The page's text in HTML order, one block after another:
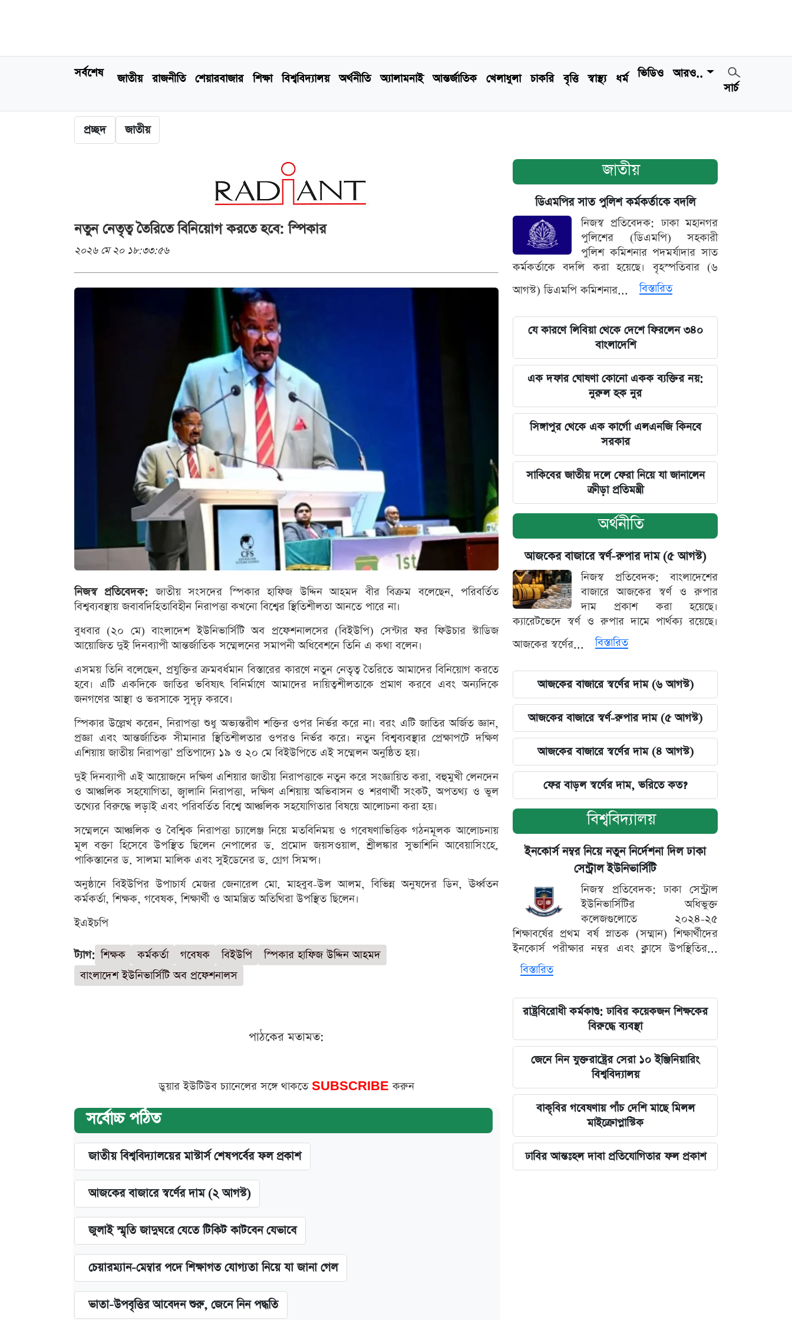
সর্বশেষ জাতীয় রাজনীতি শেয়ারবাজার শিক্ষা বিশ্ববিদ্যালয় অর্থনীতি অ্যালামনাই আন্তর্জাতিক খেলাধুলা চাকরি বৃত্তি স্বাস্থ্য ধর্ম ভিডিও
আরও..
সার্চ
প্রচ্ছদ জাতীয়
নতুন নেতৃত্ব তৈরিতে বিনিয়োগ করতে হবে: স্পিকার
২০২৬ মে ২০ ১৮:৩৩:৫৬
নিজস্ব প্রতিবেদক: জাতীয় সংসদের স্পিকার হাফিজ উদ্দিন আহমদ বীর বিক্রম বলেছেন, পরিবর্তিত
বিশ্বব্যবস্থায় জবাবদিহিতাবিহীন নিরাপত্তা কখনো বিশ্বের স্থিতিশীলতা আনতে পারে না।
বুধবার (২০ মে) বাংলাদেশ ইউনিভার্সিটি অব প্রফেশনালসের (বিইউপি) সেন্টার ফর ফিউচার স্টাডিজ
আয়োজিত দুই দিনব্যাপী আন্তর্জাতিক সম্মেলনের সমাপনী অধিবেশনে তিনি এ কথা বলেন।
এসময় তিনি বলেছেন, প্রযুক্তির ক্রমবর্ধমান বিস্তারের কারণে নতুন নেতৃত্ব তৈরিতে আমাদের বিনিয়োগ করতে
হবে। এটি একদিকে জাতির ভবিষ্যৎ বিনির্মাণে আমাদের দায়িত্বশীলতাকে প্রমাণ করবে এবং অন্যদিকে
জনগণের আস্থা ও ভরসাকে সুদৃঢ় করবে।
স্পিকার উল্লেখ করেন, নিরাপত্তা শুধু অভ্যন্তরীণ শক্তির ওপর নির্ভর করে না। বরং এটি জাতির অর্জিত জ্ঞান,
প্রজ্ঞা এবং আন্তর্জাতিক সীমানার স্থিতিশীলতার ওপরও নির্ভর করে। নতুন বিশ্বব্যবস্থার প্রেক্ষাপটে দক্ষিণ
এশিয়ায় জাতীয় নিরাপত্তা’ প্রতিপাদ্যে ১৯ ও ২০ মে বিইউপিতে এই সম্মেলন অনুষ্ঠিত হয়।
দুই দিনব্যাপী এই আয়োজনে দক্ষিণ এশিয়ার জাতীয় নিরাপত্তাকে নতুন করে সংজ্ঞায়িত করা, বহুমুখী লেনদেন
ও আঞ্চলিক সহযোগিতা, জ্বালানি নিরাপত্তা, দক্ষিণ এশিয়ায় অভিবাসন ও শরণার্থী সংকট, অপতথ্য ও ভুল
তথ্যের বিরুদ্ধে লড়াই এবং পরিবর্তিত বিশ্বে আঞ্চলিক সহযোগিতার বিষয়ে আলোচনা করা হয়।
সম্মেলনে আঞ্চলিক ও বৈশ্বিক নিরাপত্তা চ্যালেঞ্জ নিয়ে মতবিনিময় ও গবেষণাভিত্তিক গঠনমূলক আলোচনায়
মূল বক্তা হিসেবে উপস্থিত ছিলেন নেপালের ড. প্রমোদ জয়সওয়াল, শ্রীলঙ্কার সুভাশিনি আবেয়াসিংহে,
পাকিস্তানের ড. সালমা মালিক এবং সুইডেনের ড. গ্রেগ সিমন্স।
অনুষ্ঠানে বিইউপির উপাচার্য মেজর জেনারেল মো. মাহবুব-উল আলম, বিভিন্ন অনুষদের ডিন, ঊর্ধ্বতন
কর্মকর্তা, শিক্ষক, গবেষক, শিক্ষার্থী ও আমন্ত্রিত অতিথিরা উপস্থিত ছিলেন।
ইএইচপি
ট্যাগ: শিক্ষক কর্মকর্তা গবেষক বিইউপি
স্পিকার হাফিজ উদ্দিন আহমদ
বাংলাদেশ ইউনিভার্সিটি অব প্রফেশনালস
পাঠকের মতামত:
ডুয়ার ইউটিউব চ্যানেলের সঙ্গে থাকতে SUBSCRIBEকরুন
সর্বোচ্চ পঠিত
জাতীয় বিশ্ববিদ্যালয়ের মাস্টার্স শেষপর্বের ফল প্রকাশ
আজকের বাজারে স্বর্ণের দাম (২ আগস্ট)
জুলাই স্মৃতি জাদুঘরে যেতে টিকিট কাটবেন যেভাবে
চেয়ারম্যান-মেম্বার পদে শিক্ষাগত যোগ্যতা নিয়ে যা জানা গেল
ভাতা-উপবৃত্তির আবেদন শুরু, জেনে নিন পদ্ধতি
জাতীয়
ডিএমপির সাত পুলিশ কর্মকর্তাকে বদলি
নিজস্ব প্রতিবেদক: ঢাকা মহানগর
পুলিশের (ডিএমপি) সহকারী
পুলিশ কমিশনার পদমর্যাদার সাত
কর্মকর্তাকে বদলি করা হয়েছে। বৃহস্পতিবার (৬
আগস্ট) ডিএমপি কমিশনার...
বিস্তারিত
যে কারণে লিবিয়া থেকে দেশে ফিরলেন ৩৪০
বাংলাদেশি
এক দফার ঘোষণা কোনো একক ব্যক্তির নয়:
নুরুল হক নুর
সিঙ্গাপুর থেকে এক কার্গো এলএনজি কিনবে
সরকার
সাকিবের জাতীয় দলে ফেরা নিয়ে যা জানালেন
ক্রীড়া প্রতিমন্ত্রী
অর্থনীতি
আজকের বাজারে স্বর্ণ-রুপার দাম (৫ আগস্ট)
নিজস্ব প্রতিবেদক: বাংলাদেশের
বাজারে আজকের স্বর্ণ ও রুপার
দাম প্রকাশ করা হয়েছে।
ক্যারেটভেদে স্বর্ণ ও রুপার দামে পার্থক্য রয়েছে।
আজকের স্বর্ণের...
বিস্তারিত
আজকের বাজারে স্বর্ণের দাম (৬ আগস্ট)
আজকের বাজারে স্বর্ণ-রুপার দাম (৫ আগস্ট)
আজকের বাজারে স্বর্ণের দাম (৪ আগস্ট)
ফের বাড়ল স্বর্ণের দাম, ভরিতে কত?
বিশ্ববিদ্যালয়
ইনকোর্স নম্বর নিয়ে নতুন নির্দেশনা দিল ঢাকা
সেন্ট্রাল ইউনিভার্সিটি
নিজস্ব প্রতিবেদক: ঢাকা সেন্ট্রাল
ইউনিভার্সিটির অধিভুক্ত
কলেজগুলোতে ২০২৪-২৫
শিক্ষাবর্ষের প্রথম বর্ষ স্নাতক (সম্মান) শিক্ষার্থীদের
ইনকোর্স পরীক্ষার নম্বর এবং ক্লাসে উপস্থিতির...
বিস্তারিত
রাষ্ট্রবিরোধী কর্মকাণ্ড: ঢাবির কয়েকজন শিক্ষকের
বিরুদ্ধে ব্যবস্থা
জেনে নিন যুক্তরাষ্ট্রের সেরা ১০ ইঞ্জিনিয়ারিং
বিশ্ববিদ্যালয়
বাকৃবির গবেষণায় পাঁচ দেশি মাছে মিলল
মাইক্রোপ্লাস্টিক
ঢাবির আন্তঃহল দাবা প্রতিযোগিতার ফল প্রকাশ